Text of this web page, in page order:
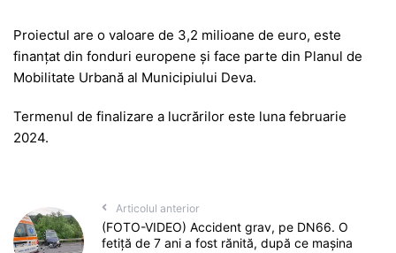
Proiectul are o valoare de 3,2 milioane de euro, este
finanțat din fonduri europene și face parte din Planul de
Mobilitate Urbană al Municipiului Deva.
Termenul de finalizare a lucrărilor este luna februarie
2024.
Articolul anterior
(FOTO-VIDEO) Accident grav, pe DN66. O
fetiță de 7 ani a fost rănită, după ce mașina